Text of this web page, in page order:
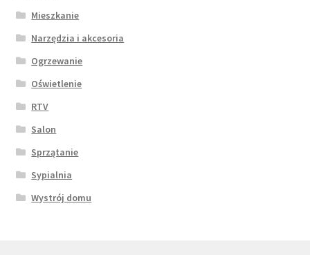
Mieszkanie
Narzędzia i akcesoria
Ogrzewanie
Oświetlenie
RTV
Salon
Sprzątanie
Sypialnia
Wystrój domu